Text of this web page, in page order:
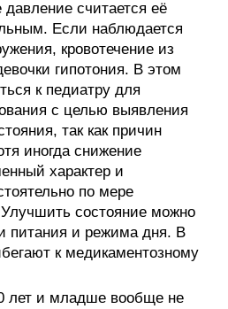
считается её
Если наблюдается
кровотечение из
гипотония. В этом
к педиатру для
с целью выявления
так как причин
иногда снижение
характер и
по мере
состояние можно
питания и режима дня. В
к медикаментозному
лет и младше вообще не